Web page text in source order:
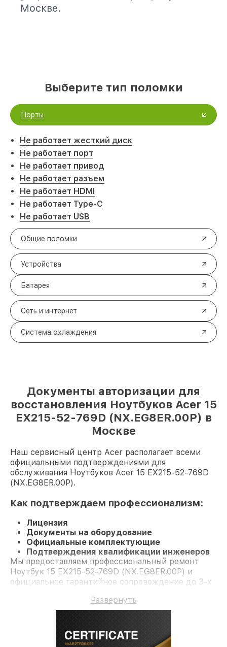
Москве.
Выберите тип поломки
Порты
Не работает жесткий диск
Не работает порт
Не работает привод
Не работает разъем
Не работает HDMI
Не работает Type-C
Не работает USB
Общие поломки
Устройства
Батарея
Сеть и интернет
Система охлаждения
Документы авторизации для
восстановления Ноутбуков Acer 15
EX215-52-769D (NX.EG8ER.00P) в
Москве
Наш сервисный центр Acer располагает всеми
официальными подтверждениями для
обслуживания Ноутбуков Acer 15 EX215-52-769D
(NX.EG8ER.00P).
Как подтверждаем профессионализм:
Лицензия
Документы на оборудование
Официальные комплектующие
Подтверждения квалификации инженеров
Мы предоставляем профессиональный ремонт
Ноутбук 15 EX215-52-769D (NX.EG8ER.00P) и
официальное гарантийное сопровождение до 3-х
Развернуть